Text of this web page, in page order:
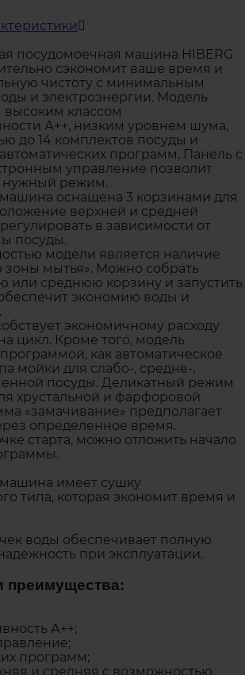
посудомоечная машина HIBERG
сэкономит ваше время и
чистоту с минимальным
и электроэнергии. Модель
высоким классом
А++, низким уровнем шума,
до 14 комплектов посуды и
программ. Панель с
управление позволит
нужный режим.
оснащена 3 корзинами для
верхней и средней
в зависимости от
посуды.
модели является наличие
мытья». Можно собрать
или среднюю корзину и запустить
экономию воды и
экономичному расходу
цикл. Кроме того, модель
как автоматическое
мойки для слабо-, средне-,
посуды. Деликатный режим
хрустальной и фарфоровой
«замачивание» предполагает
определенное время.
старта, можно отложить начало
имеет сушку
типа, которая экономит время и
воды обеспечивает полную
при эксплуатации.
преимущества:
А++;
программ;
и средняя с возможностью